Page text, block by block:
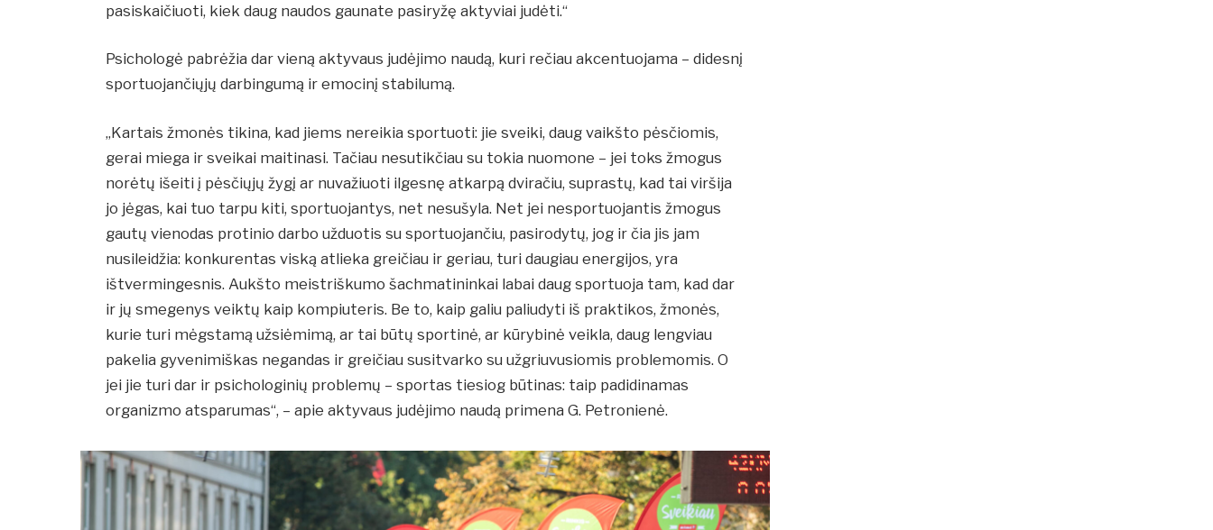
pasiskaičiuoti, kiek daug naudos gaunate pasiryžę aktyviai judėti.“
Psichologė pabrėžia dar vieną aktyvaus judėjimo naudą, kuri rečiau akcentuojama – didesnį
sportuojančiųjų darbingumą ir emocinį stabilumą.
„Kartais žmonės tikina, kad jiems nereikia sportuoti: jie sveiki, daug vaikšto pėsčiomis,
gerai miega ir sveikai maitinasi. Tačiau nesutikčiau su tokia nuomone – jei toks žmogus
norėtų išeiti į pėsčiųjų žygį ar nuvažiuoti ilgesnę atkarpą dviračiu, suprastų, kad tai viršija
jo jėgas, kai tuo tarpu kiti, sportuojantys, net nesušyla. Net jei nesportuojantis žmogus
gautų vienodas protinio darbo užduotis su sportuojančiu, pasirodytų, jog ir čia jis jam
nusileidžia: konkurentas viską atlieka greičiau ir geriau, turi daugiau energijos, yra
ištvermingesnis. Aukšto meistriškumo šachmatininkai labai daug sportuoja tam, kad dar
ir jų smegenys veiktų kaip kompiuteris. Be to, kaip galiu paliudyti iš praktikos, žmonės,
kurie turi mėgstamą užsiėmimą, ar tai būtų sportinė, ar kūrybinė veikla, daug lengviau
pakelia gyvenimiškas negandas ir greičiau susitvarko su užgriuvusiomis problemomis. O
jei jie turi dar ir psichologinių problemų – sportas tiesiog būtinas: taip padidinamas
organizmo atsparumas“, – apie aktyvaus judėjimo naudą primena G. Petronienė.